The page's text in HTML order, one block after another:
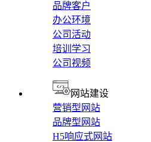
品牌客户
办公环境
公司活动
培训学习
公司视频
网站建设
营销型网站
品牌型网站
H5响应式网站